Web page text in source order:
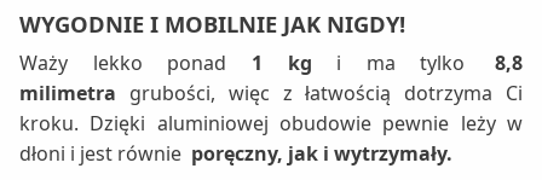
WYGODNIE I MOBILNIE JAK NIGDY!
Waży lekko ponad 1 kg i ma tylko
8,8
milimetra grubości, więc z łatwością dotrzyma Ci
kroku. Dzięki aluminiowej obudowie pewnie leży w
dłoni i jest równie poręczny, jak i wytrzymały.